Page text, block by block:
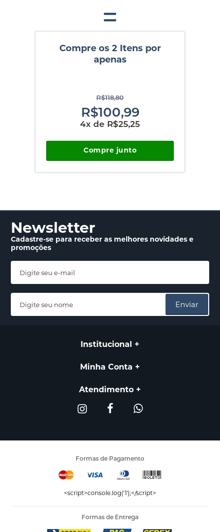
=
Compre os 2 Itens por
apenas
R$118,80
R$100,99
4x de R$25,25
Compre junto
Newsletter
Cadastre-se para receberas melhores novidadese
promoções
Enviar
Institucional
Minha Conta
Atendimento
Formas de Pagamento
<script>console.log('1');</script>
Formas de Entrega